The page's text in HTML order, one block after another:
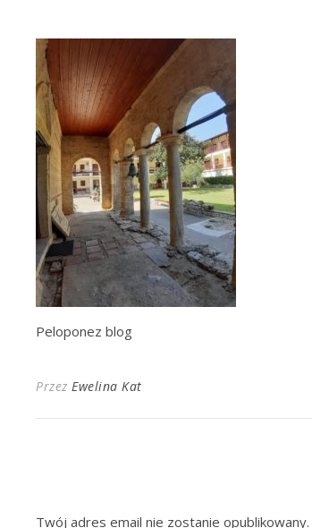
Peloponez blog
Przez Ewelina Kat
Twój adres email nie zostanie opublikowany.